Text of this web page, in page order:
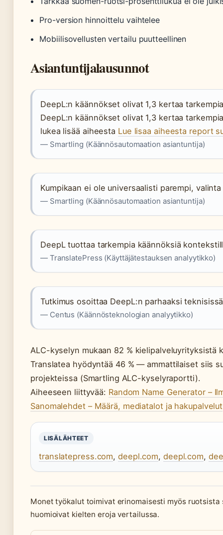
Pro-version hinnoittelu vaihtelee
Mobiilisovellusten vertailu puutteellinen
Asiantuntijalausunnot
DeepL:n käännökset olivat 1,3 kertaa
DeepL:n käännökset olivat 1,3 kertaa
lukea lisää aiheesta Lue lisaa aiheesta report
— Smartling (Käännösautomaation asiantuntija)
Kumpikaan ei ole universaalisti parempi,
— Smartling (Käännösautomaation asiantuntija)
DeepL tuottaa tarkempia käännöksiä
— TranslatePress (Käyttäjätestauksen analyytikko)
Tutkimus osoittaa DeepL:n parhaaksi
— Centus (Käännösteknologian analyytikko)
ALC-kyselyn mukaan 82 % kielipalveluyrityksistä
Translatea hyödyntää 46 % — ammattilaiset siis
projekteissa (Smartling ALC-kyselyraportti).
Aiheeseen liittyvää: Random Name Generator –
Sanomalehdet – Määrä, mediatalot ja hakupalvelut
LISÄLÄHTEET
translatepress.com,deepl.com, deepl.com,
Monet työkalut toimivat erinomaisesti myös ruotsista
huomioivat kielten eroja vertailussa.